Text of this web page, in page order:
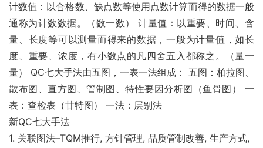
计数值：以合格数、缺点数等使用点数计算而得的数据一般
通称为计数数据。（数一数） 计量值：以重要、时间、含
量、长度等可以测量而得来的数据，一般为计量值，如长
度、重要、浓度，有小数点的凡四舍五入都称之。（量一
量） QC七大手法由五图，一表一法组成： 五图：柏拉图、
散布图、直方图、管制图、特性要因分析图（鱼骨图） 一
表：查检表（甘特图） 一法：层别法
新QC七大手法
1. 关联图法–TQM推行, 方针管理, 品质管制改善, 生产方式,